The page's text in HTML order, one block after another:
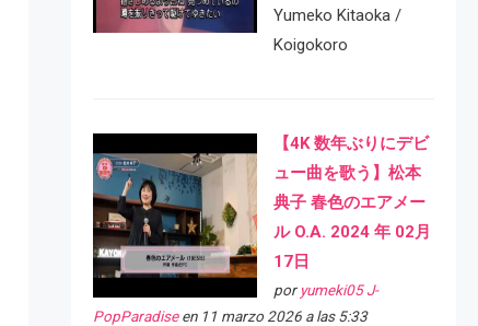
Yumeko Kitaoka /
Koigokoro
【4K 数年ぶりにデビ
ュー曲を歌う】松本
典子 春色のエアメー
ル O.A. 2024 年 02月
17日
por yumeki05 J-
PopParadiseen 11 marzo 2026 a las 5:33